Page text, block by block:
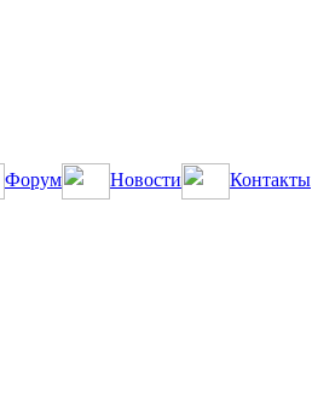
Форум Новости
Контакты